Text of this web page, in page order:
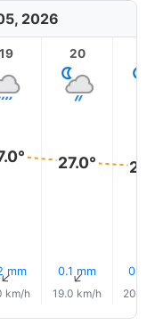
2026
19
mm
km/h
20
27.0°
0.1 mm
↑
19.0 km/h
0.2
20.0